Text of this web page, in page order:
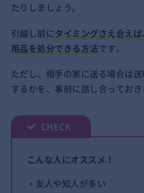
たりしましょう。
引越し前にタイミングさえ合え
用品を処分できる方法です。
ただし、相手の家に送る場合は
するかを、事前に話し合っておき
こんな人にオススメ！
・友人や知人が多い